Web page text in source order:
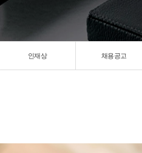
인재상 채용공고